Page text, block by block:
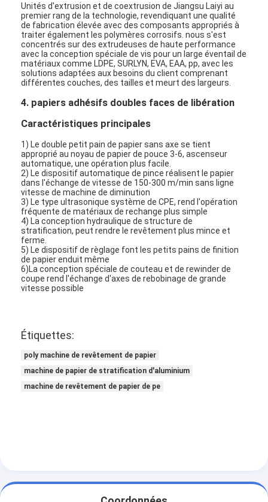
Maison
Visite d'usine
Contrôle de qualité
Contactez-nous
Nouvelles
machine de stratification de film
machine en plastique de stratification
Le double a dégrossi machine de stratification
Unités d'extrusion et de coextrusion de Jiangsu Laiyi au
premier rang de la technologie, revendiquant une qualité
de fabrication élevée avec des composants appropriés à
traiter également les polymères corrosifs. nous s'est
concentrés sur des extrudeuses de haute performance
avec la conception spéciale de vis pour un large éventail de
matériaux comme LDPE, SURLYN, EVA, EAA, pp, avec les
solutions adaptées aux besoins du client comprenant
différentes couches, des tailles et meurt des largeurs.
4. papiers adhésifs doubles faces de libération
Caractéristiques principales
1) Le double petit pain de papier sans axe se tient
approprié au noyau de papier de pouce 3-6, ascenseur
automatique, une opération plus facile.
2) Le dispositif automatique de pince réalisent le papier
dans l'échange de vitesse de 150-300 m/min sans ligne
vitesse de machine de diminution
3) Le type ultrasonique système de CPE, rend l'opération
fréquente de matériaux de rechange plus simple
4) La conception hydraulique de structure de
stratification, peut rendre le revêtement plus mince et
ferme.
5) Le dispositif de règlage font les petits pains de finition
de papier enduit même
6)La conception spéciale de couteau et de rewinder de
coupe rend l'échange d'axes de rebobinage de grande
vitesse possible
Étiquettes:
poly machine de revêtement de papier
machine de papier de stratification d'aluminium
machine de revêtement de papier de pe